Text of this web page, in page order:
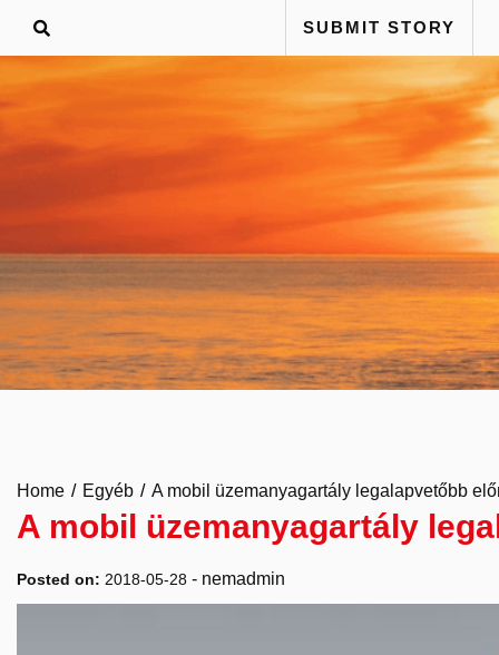
content
SUBMIT STORY
Home Egyéb A mobil üzemanyagartály legalapvetőbb
A mobil üzemanyagartály
Posted on: 2018-05-28 - nemadmin